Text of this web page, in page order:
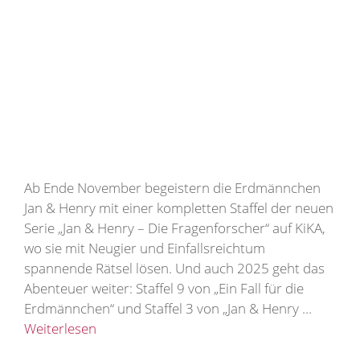
Ab Ende November begeistern die Erdmännchen
Jan & Henry mit einer kompletten Staffel der neuen
Serie „Jan & Henry – Die Fragenforscher“ auf KiKA,
wo sie mit Neugier und Einfallsreichtum
spannende Rätsel lösen. Und auch 2025 geht das
Abenteuer weiter: Staffel 9 von „Ein Fall für die
Erdmännchen“ und Staffel 3 von „Jan & Henry …
Weiterlesen